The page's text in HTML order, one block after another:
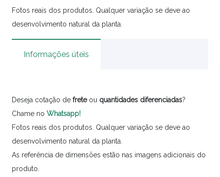
Fotos reais dos produtos. Qualquer variação se deve ao
desenvolvimento natural da planta.
Informações úteis
Deseja cotação de freteou quantidades diferenciadas?
Chame no Whatsapp!
Fotos reais dos produtos. Qualquer variação se deve ao
desenvolvimento natural da planta.
As referência de dimensões estão nas imagens adicionais do
produto.